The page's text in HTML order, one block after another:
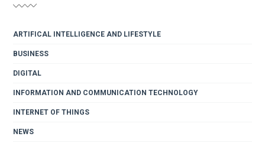
ARTIFICAL INTELLIGENCE AND LIFESTYLE
BUSINESS
DIGITAL
INFORMATION AND COMMUNICATION TECHNOLOGY
INTERNET OF THINGS
NEWS